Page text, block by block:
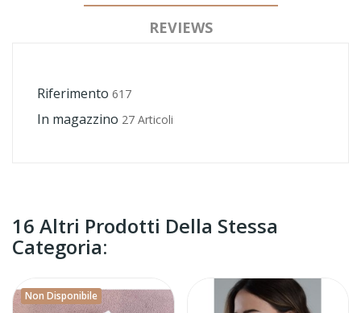
REVIEWS
Riferimento 617
In magazzino 27 Articoli
16 Altri Prodotti Della Stessa
Categoria:
Non Disponibile